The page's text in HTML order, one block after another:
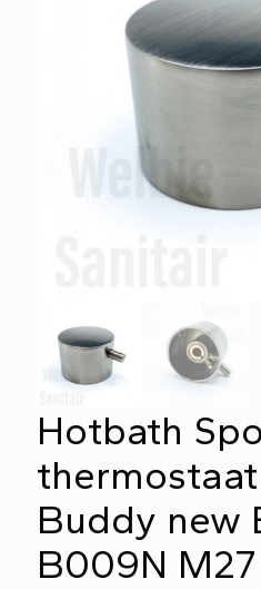
Hotbath
Buddy new
B009N M27